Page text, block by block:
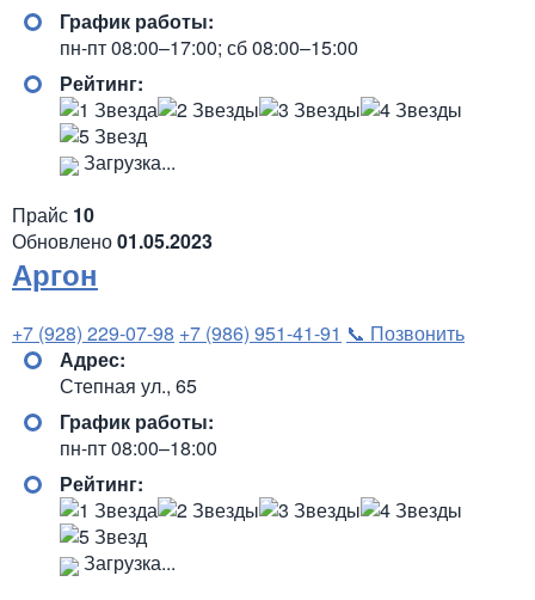
График работы:
пн-пт 08:00–17:00; сб 08:00–15:00
Рейтинг:
Загрузка...
Прайс 10
Обновлено01.05.2023
Аргон
+7 (928) 229-07-98 +7 (986) 951-41-91 📞 Позвонить
Адрес:
Степная ул., 65
График работы:
пн-пт 08:00–18:00
Рейтинг:
Загрузка...